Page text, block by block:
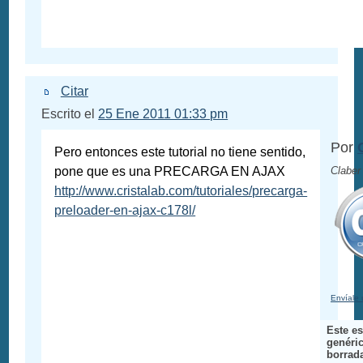
Citar
Escrito el 25 Ene 2011 01:33 pm
Pero entonces este tutorial no tiene sentido,
pone que es una PRECARGA EN AJAX
http://www.cristalab.com/tutoriales/precarga-
preloader-en-ajax-c178l/
Por
Claber
Envíale
Este